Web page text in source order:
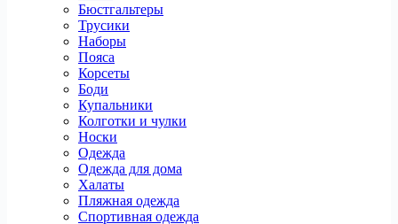
Бюстгальтеры
Трусики
Наборы
Пояса
Корсеты
Боди
Купальники
Колготки и чулки
Носки
Одежда
Одежда для дома
Халаты
Пляжная одежда
Спортивная одежда